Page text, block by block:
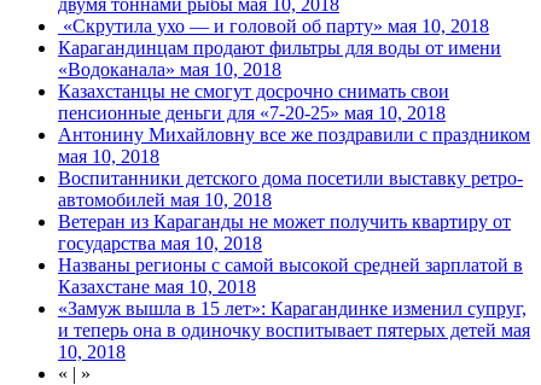
«Скрутила ухо — и головой об парту» мая 10, 2018
Карагандинцам продают фильтры для воды от имени
«Водоканала» мая 10, 2018
Казахстанцы не смогут досрочно снимать свои
пенсионные деньги для «7-20-25» мая 10, 2018
Антонину Михайловну все же поздравили с праздником
мая 10, 2018
Воспитанники детского дома посетили выставку ретро-
автомобилей мая 10, 2018
Ветеран из Караганды не может получить квартиру от
государства мая 10, 2018
Названы регионы с самой высокой средней зарплатой в
Казахстане мая 10, 2018
«Замуж вышла в 15 лет»: Карагандинке изменил супруг,
и теперь она в одиночку воспитывает пятерых детей мая
10, 2018
« | »